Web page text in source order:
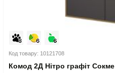
Код товару: 10121708
Комод 2Д Нітро графіт Сокме